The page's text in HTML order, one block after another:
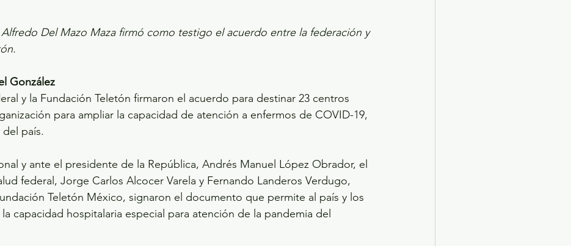
Del Mazo Maza firmó como testigo el acuerdo entre la federación y
González
y la Fundación Teletón firmaron el acuerdo para destinar 23 centros
para ampliar la capacidad de atención a enfermos de COVID-19,
país.
y ante el presidente de la República, Andrés Manuel López Obrador, el
federal, Jorge Carlos Alcocer Varela y Fernando Landeros Verdugo,
Teletón México, signaron el documento que permite al país y los
capacidad hospitalaria especial para atención de la pandemia del